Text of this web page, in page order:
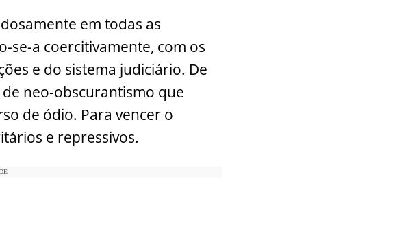
em todas as
se-a coercitivamente, com os
e do sistema judiciário. De
neo-obscurantismo que
de ódio. Para vencer o
e repressivos.